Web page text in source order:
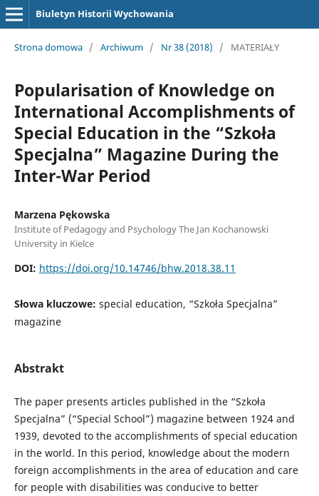
Biuletyn Historii Wychowania
Strona domowa / Archiwum / Nr 38 (2018) / MATERIAŁY
Popularisation of Knowledge on
International Accomplishments of
Special Education in the “Szkoła
Specjalna” Magazine During the
Inter-War Period
Marzena Pękowska
Institute of Pedagogy and Psychology The Jan Kochanowski
University in Kielce
DOI: https://doi.org/10.14746/bhw.2018.38.11
Słowa kluczowe: special education, “Szkoła Specjalna”
magazine
Abstrakt
The paper presents articles published in the “Szkoła
Specjalna” (“Special School”) magazine between 1924 and
1939, devoted to the accomplishments of special education
in the world. In this period, knowledge about the modern
foreign accomplishments in the area of education and care
for people with disabilities was conducive to better